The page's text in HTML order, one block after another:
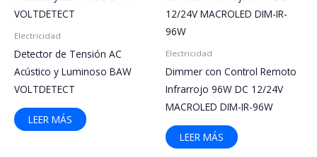
Electricidad
Detector de Tensión AC
Acústico y Luminoso BAW
VOLTDETECT
LEER MÁS
Electricidad
Dimmer con Control Remoto
Infrarrojo 96W DC 12/24V
MACROLED DIM-IR-96W
LEER MÁS